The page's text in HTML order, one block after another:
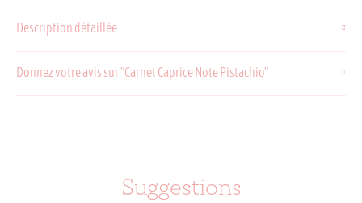
Note
Description détaillée
Donnez votre avis sur "Carnet Caprice Note Pistachio"
Suggestions